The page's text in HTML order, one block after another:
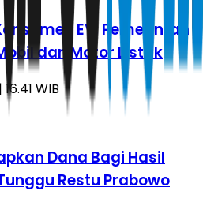
EV, Pemerintah
dan Motor Listrik
WIB
Dana Bagi Hasil
Restu Prabowo